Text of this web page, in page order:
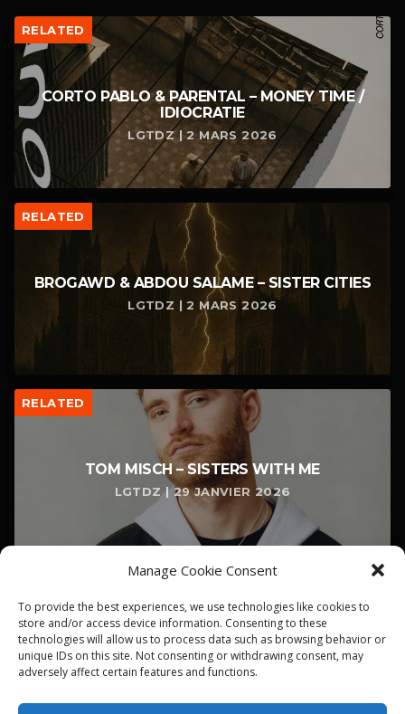
Manage Cookie Consent
To provide the best experiences, we use technologies like cookies to
store and/or access device information. Consenting to these
technologies will allow us to process data such as browsing behavior or
unique IDs on this site. Not consenting or withdrawing consent, may
adversely affect certain features and functions.
RELATED
CORTO PABLO & PARENTAL – MONEY TIME /
IDIOCRATIE
LGTDZ | 2 MARS 2026
RELATED
BROGAWD & ABDOU SALAME – SISTER CITIES
LGTDZ | 2 MARS 2026
RELATED
TOM MISCH – SISTERS WITH ME
LGTDZ | 29 JANVIER 2026